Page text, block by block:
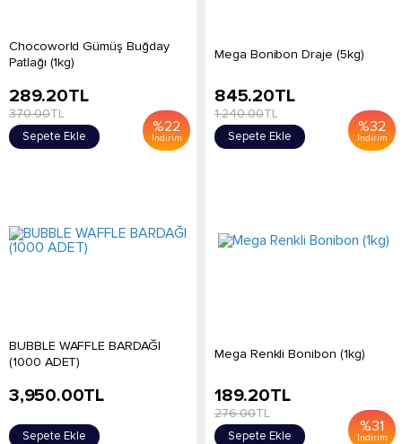
Chocoworld Gümüş Buğday
Patlağı (1kg)
%22
İndirim
289.20TL
370.00TL
Sepete Ekle
Mega Bonibon Draje (5kg)
%32
İndirim
845.20TL
1,240.00TL
Sepete Ekle
BUBBLE WAFFLE BARDAĞI
(1000 ADET)
3,950.00TL
Sepete Ekle
Mega Renkli Bonibon (1kg)
%31
İndirim
189.20TL
276.00TL
Sepete Ekle